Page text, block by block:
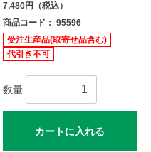
7,480円（税込）
商品コード： 95596
受注生産品(取寄せ品含む)
代引き不可
数量
カートに入れる